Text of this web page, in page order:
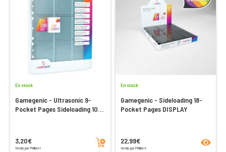
En stock
Gamegenic - Ultrasonic 9-
Pocket Pages Sideloading 10
3,20€
Vendu par Philibert
Ajouter au panier
En stock
Gamegenic - Sideloading 18-
Pocket Pages DISPLAY
22,99€
Vendu par Philibert